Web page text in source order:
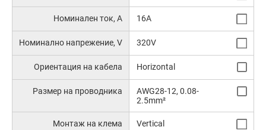
Номинален ток, А 16A
Номинално напрежение, V 320V
Ориентация на кабела Horizontal
Размер на проводника
AWG28-12, 0.08-
2.5mm²
Монтаж на клема Vertical